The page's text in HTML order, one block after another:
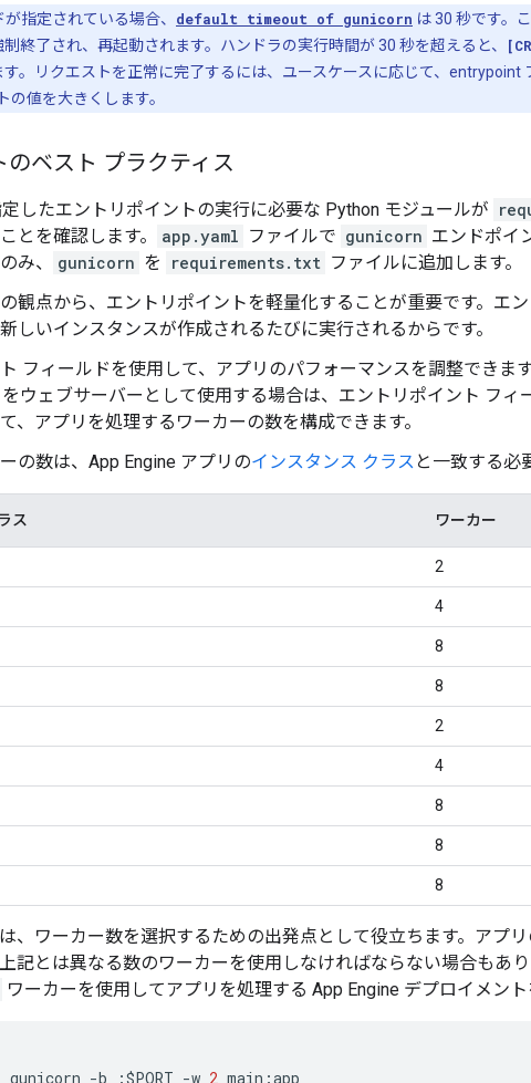
が指定されている場合、 default timeout of gunicorn は 30 秒です。
終了され、再起動されます。ハンドラの実行時間が 30 秒を超えると、
。リクエストを正常に完了するには、ユースケースに応じて、entrypoint
の値を大きくします。
ベスト プラクティス
したエントリポイントの実行に必要な Python モジュールが
とを確認します。
app.yaml ファイルで gunicorn エンドポイ
み、
gunicorn を requirements.txt ファイルに追加します。
観点から、エントリポイントを軽量化することが重要です。エ
しいインスタンスが作成されるたびに実行されるからです。
フィールドを使用して、アプリのパフォーマンスを調整できま
をウェブサーバーとして使用する場合は、エントリポイント フィ
、アプリを処理するワーカーの数を構成できます。
の数は、App Engine アプリのインスタンス クラス と一致する必
ス ワーカー
2
4
8
8
2
4
8
8
8
、ワーカー数を選択するための出発点として役立ちます。アプ
記とは異なる数のワーカーを使用しなければならない場合もあ
ワーカーを使用してアプリを処理する App Engine デプロイメント
gunicorn -b :$PORT -w 2 main :app